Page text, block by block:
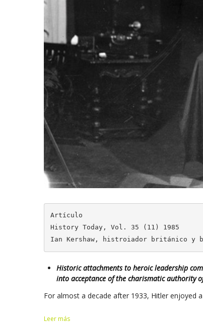
Artículo
History Today, Vol. 35 (11) 1985
Ian Kershaw, histroiador británico y
Historic attachments to heroic leadership
into acceptance of the charismatic authority
For almost a decade after 1933, Hitler enjoyed
Leer más